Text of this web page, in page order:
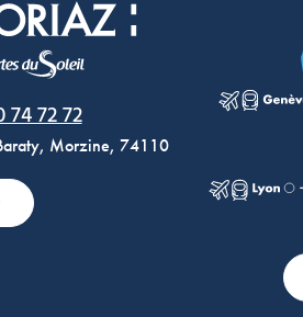
74 72 72
Morzine, 74110